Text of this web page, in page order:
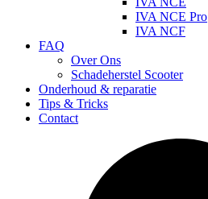
IVA NCE Pro
IVA NCF
FAQ
Over Ons
Schadeherstel Scooter
Onderhoud & reparatie
Tips & Tricks
Contact